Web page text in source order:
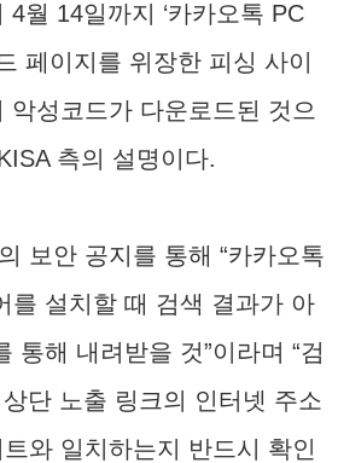
월 14일까지 ‘카카오톡 PC
페이지를 위장한 피싱 사이
악성코드가 다운로드된 것으
측의 설명이다.
보안 공지를 통해 “카카오톡
를 설치할 때 검색 결과가 아
통해 내려받을 것”이라며 “검
단 노출 링크의 인터넷 주소
와 일치하는지 반드시 확인